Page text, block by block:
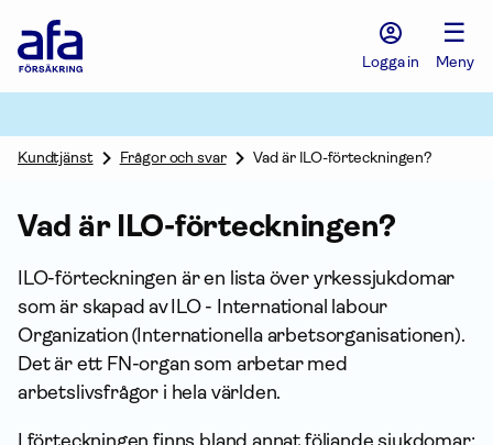
Försäkring
Logga in
☰
Meny
Kundtjänst Frågor och svar Vad är ILO-förteckningen?
Vad är ILO-förteckningen?
ILO-förteckningen är en lista över yrkes­sjukdomar
som är skapad av ILO - International labour
Organization (Internationella arbetsorganisationen).
Det är ett FN-organ som arbetar med
arbetslivsfrågor i hela världen.
I förteckningen finns bland annat följande sjukdomar: